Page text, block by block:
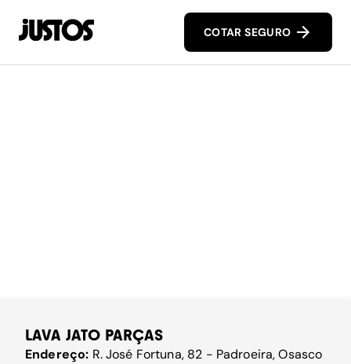
COTAR SEGURO
LAVA JATO PARÇAS
Endereço: R. José Fortuna, 82 - Padroeira, Osasco